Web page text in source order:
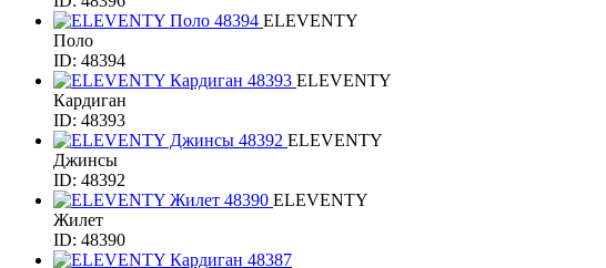
ELEVENTY
Поло
ID: 48394
ELEVENTY
Кардиган
ID: 48393
ELEVENTY
Джинсы
ID: 48392
ELEVENTY
Жилет
ID: 48390